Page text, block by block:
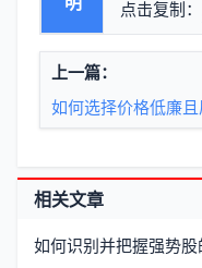
点击复制：
上一篇：
相关文章